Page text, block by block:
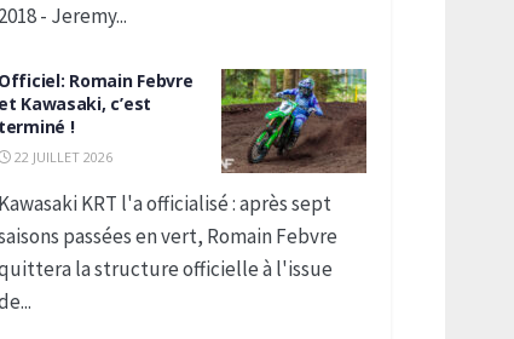
2018 - Jeremy...
Officiel: Romain Febvre
et Kawasaki, c’est
terminé !
22 JUILLET 2026
Kawasaki KRT l'a officialisé : après sept
passées en vert, Romain Febvre
la structure officielle à l'issue